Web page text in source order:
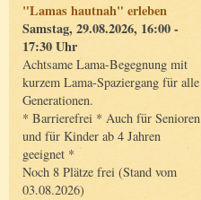
"Lamas hautnah" erleben
Samstag, 29.08.2026, 16:00 -
17:30 Uhr
Achtsame Lama-Begegnung mit
kurzem Lama-Spaziergang für alle
Generationen.
* Barrierefrei * Auch für Senioren
und für Kinder ab 4 Jahren
geeignet *
Noch 8 Plätze frei (Stand vom
03.08.2026)